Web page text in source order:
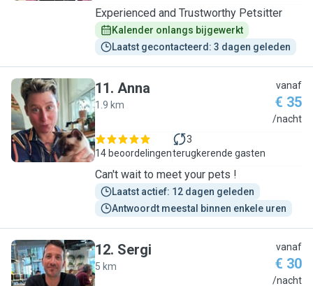
Experienced and Trustworthy Petsitter
Kalender onlangs bijgewerkt
Laatst gecontacteerd: 3 dagen geleden
A
11. Anna
1.9 km
vanaf
€ 35
/nacht
14 beoordelingen
3
terugkerende gasten
Can't wait to meet your pets !
Laatst actief: 12 dagen geleden
Antwoordt meestal binnen enkele uren
12. Sergi
5 km
vanaf
€ 30
/nacht